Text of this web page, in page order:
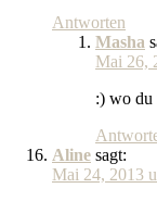
Antworten
Masha
Mai 26,
:) wo du
Aline sagt:
Mai 24, 2013